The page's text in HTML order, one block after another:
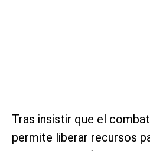
Tras insistir que el
permite liberar recursos